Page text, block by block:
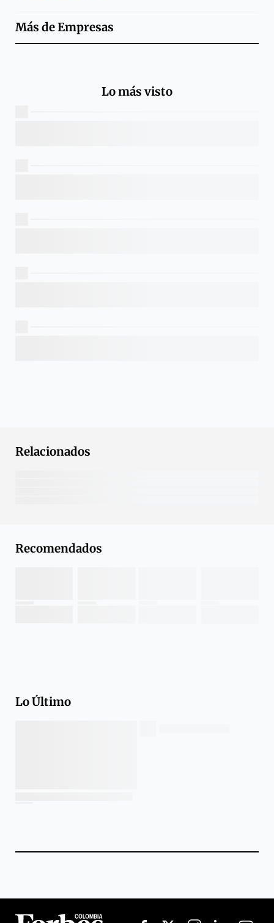
Más deEmpresas
Lo más visto
Relacionados
Recomendados
Lo Último